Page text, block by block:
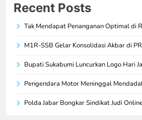
Recent Posts
Tak Mendapat Penanganan Optimal di
M1R-SSB Gelar Konsolidasi Akbar di
Bupati Sukabumi Luncurkan Logo Hari
Pengendara Motor Meninggal
Polda Jabar Bongkar Sindikat Judi